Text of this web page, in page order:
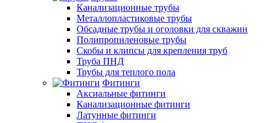
Канализационные трубы
Металлопластиковые трубы
Обсадные трубы и оголовки для скважин
Полипропиленовые трубы
Скобы и клипсы для крепления труб
Труба ПНД
Трубы для теплого пола
Фитинги
Аксиальные фитинги
Канализационные фитинги
Латунные фитинги